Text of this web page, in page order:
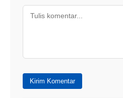
Kirim Komentar